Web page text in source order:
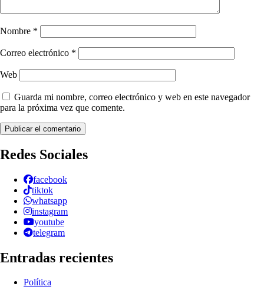
Nombre *
Correo electrónico *
Web
Guarda mi nombre, correo electrónico y web en este navegador
para la próxima vez que comente.
Redes Sociales
facebook
tiktok
whatsapp
instagram
youtube
telegram
Entradas recientes
Política